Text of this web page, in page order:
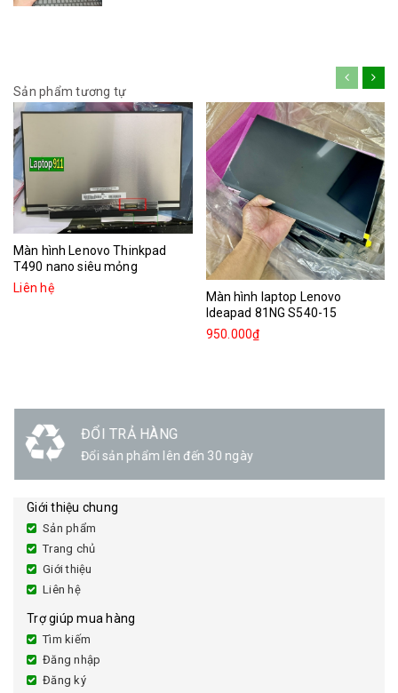
Sản phẩm tương tự
Màn hình Lenovo Thinkpad
T490 nano siêu mỏng
Liên hệ
Màn hình laptop Lenovo
Ideapad 81NG S540-15
950.000₫
ĐỔI TRẢ HÀNG
Đổi sản phẩm lên đến 30 ngày
Giới thiệu chung
Sản phẩm
Trang chủ
Giới thiệu
Liên hệ
Trợ giúp mua hàng
Tìm kiếm
Đăng nhập
Đăng ký